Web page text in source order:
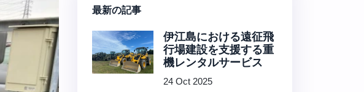
最新の記事
伊江島における遠征飛
行場建設を支援する重
機レンタルサービス
24 Oct 2025